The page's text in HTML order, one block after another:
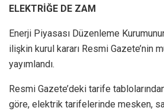
ELEKTRİĞE DE ZAM
Enerji Piyasası Düzenleme
ilişkin kurul kararı Resmi Gazete’nin
yayımlandı.
Resmi Gazete’deki tarife
göre, elektrik tarifelerinde mesken,